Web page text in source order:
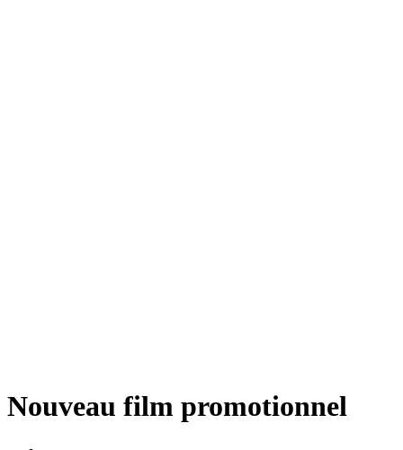
Nouveau film promotionnel